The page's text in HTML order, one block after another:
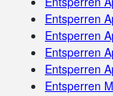
Entsperren
Entsperren
Entsperren
Entsperren
Entsperren